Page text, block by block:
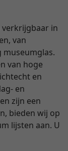
in
van
van hoge
en
en
zijn een
bieden wij op
lijsten aan. U